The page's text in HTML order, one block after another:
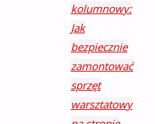
kolumnowy:
Jak
bezpiecznie
zamontować
sprzęt
warsztatowy